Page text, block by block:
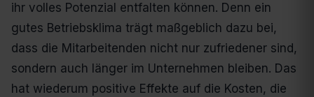
ihr volles Potenzial entfalten können. Denn ein
gutes Betriebsklima trägt maßgeblich dazu bei,
dass die Mitarbeitenden nicht nur zufriedener sind,
sondern auch länger im Unternehmen bleiben. Das
hat wiederum positive Effekte auf die Kosten, die